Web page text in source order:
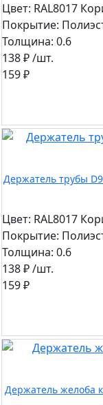
Цвет: RAL8017
Покрытие:
Толщина: 0.6
138 ₽/шт.
159 ₽
Держатель трубы
Цвет: RAL8017
Покрытие:
Толщина: 0.6
138 ₽/шт.
159 ₽
Держатель желоба